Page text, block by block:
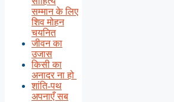
सम्मान के लिए
शिव मोहन
चयनित
जीवन का
उजास
किसी का
अनादर ना हो
शांति-पथ
अपनाएँ सब